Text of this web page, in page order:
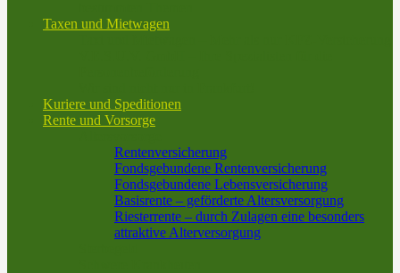
Taxen und Mietwagen
Kuriere und Speditionen
Rente und Vorsorge
Rentenversicherung
Fondsgebundene Rentenversicherung
Fondsgebundene Lebensversicherung
Basisrente – geförderte Altersversorgung
Riesterrente – durch Zulagen eine besonders
attraktive Alterversorgung